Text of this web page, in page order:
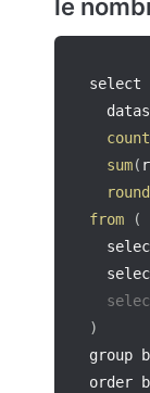
le
select
count
sum(
round
from
(
)
group
order